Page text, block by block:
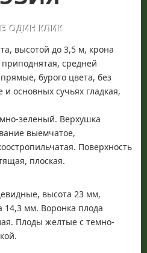
высотой до 3,5 м, крона
средней
бурого цвета, без
основных сучьях гладкая,
зеленый. Верхушка
выемчатое,
Поверхность
плоская.
высота 23 мм,
мм. Воронка плода
Плоды желтые с темно-